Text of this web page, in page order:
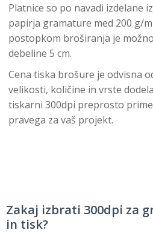
Platnice so po navadi izdelane
papirja gramature med 200 g/
postopkom broširanja je
debeline 5 cm.
Cena tiska brošure je odvisna
velikosti, količine in vrste
tiskarni 300dpi preprosto
pravega za vaš projekt.
Zakaj izbrati 300dpi za
in tisk?